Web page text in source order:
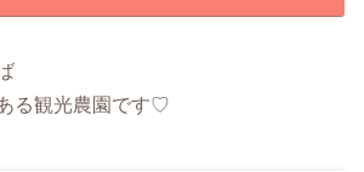
る観光農園です♡